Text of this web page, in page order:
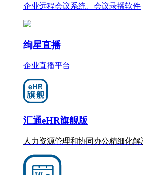
企业远程会议系统、会议录播软件
绚星直播
企业直播平台
汇通eHR旗舰版
人力资源管理和协同办公精细化解